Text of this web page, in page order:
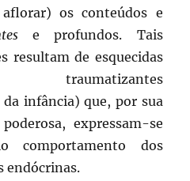
os conteúdos e
e profundos. Tais
resultam de esquecidas
infância) que, por sua
expressam-se
comportamento dos
endócrinas.